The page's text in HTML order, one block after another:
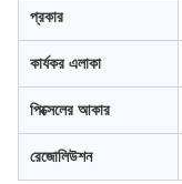
প্রকার
কার্যকর এলাকা
পিক্সেলের আকার
রেজোলিউশন